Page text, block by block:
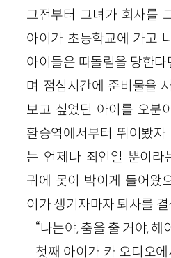
그전부터 그녀가 회사를
아이가 초등학교에 가고
아이들은 따돌림을 당한다
며 점심시간에 준비물을
보고 싶었던 아이를 오분
환승역에서부터 뛰어봤
는 언제나 죄인일 뿐이라
귀에 못이 박이게 들어왔
이가 생기자마자 퇴사를
“나는야, 춤을 출 거야, 헤
첫째 아이가 카 오디오